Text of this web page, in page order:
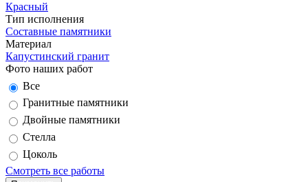
Красный
Тип исполнения
Составные памятники
Материал
Капустинский гранит
Фото наших работ
Все
Гранитные памятники
Двойные памятники
Стелла
Цоколь
Смотреть все работы